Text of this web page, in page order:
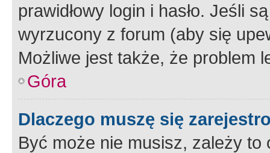
prawidłowy login i hasło. Jeśli
wyrzucony z forum (aby się
Możliwe jest także, że problem
Góra
Dlaczego muszę się
Być może nie musisz, zależy